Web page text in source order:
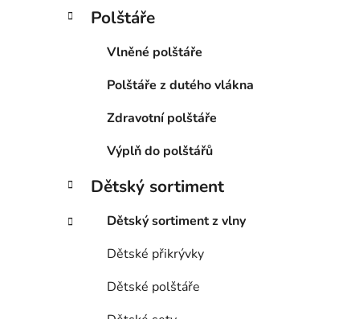
Polštáře
Vlněné polštáře
Polštáře z dutého vlákna
Zdravotní polštáře
Výplň do polštářů
Dětský sortiment
Dětský sortiment z vlny
Dětské přikrývky
Dětské polštáře